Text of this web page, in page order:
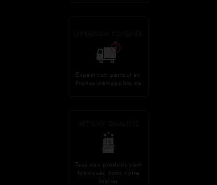
LIVRAISON SOIGNÉE
Expédition partout en
France métropolitaine
ARTISAN QUALIFIÉ
Tous nos produits sont
fabriqués dans notre
Atelier